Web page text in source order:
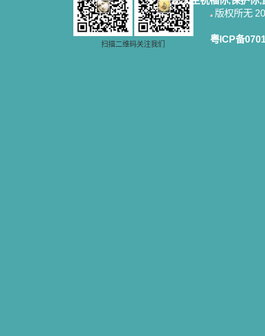
扫描二维码关注我们
版权所无
粤ICP备